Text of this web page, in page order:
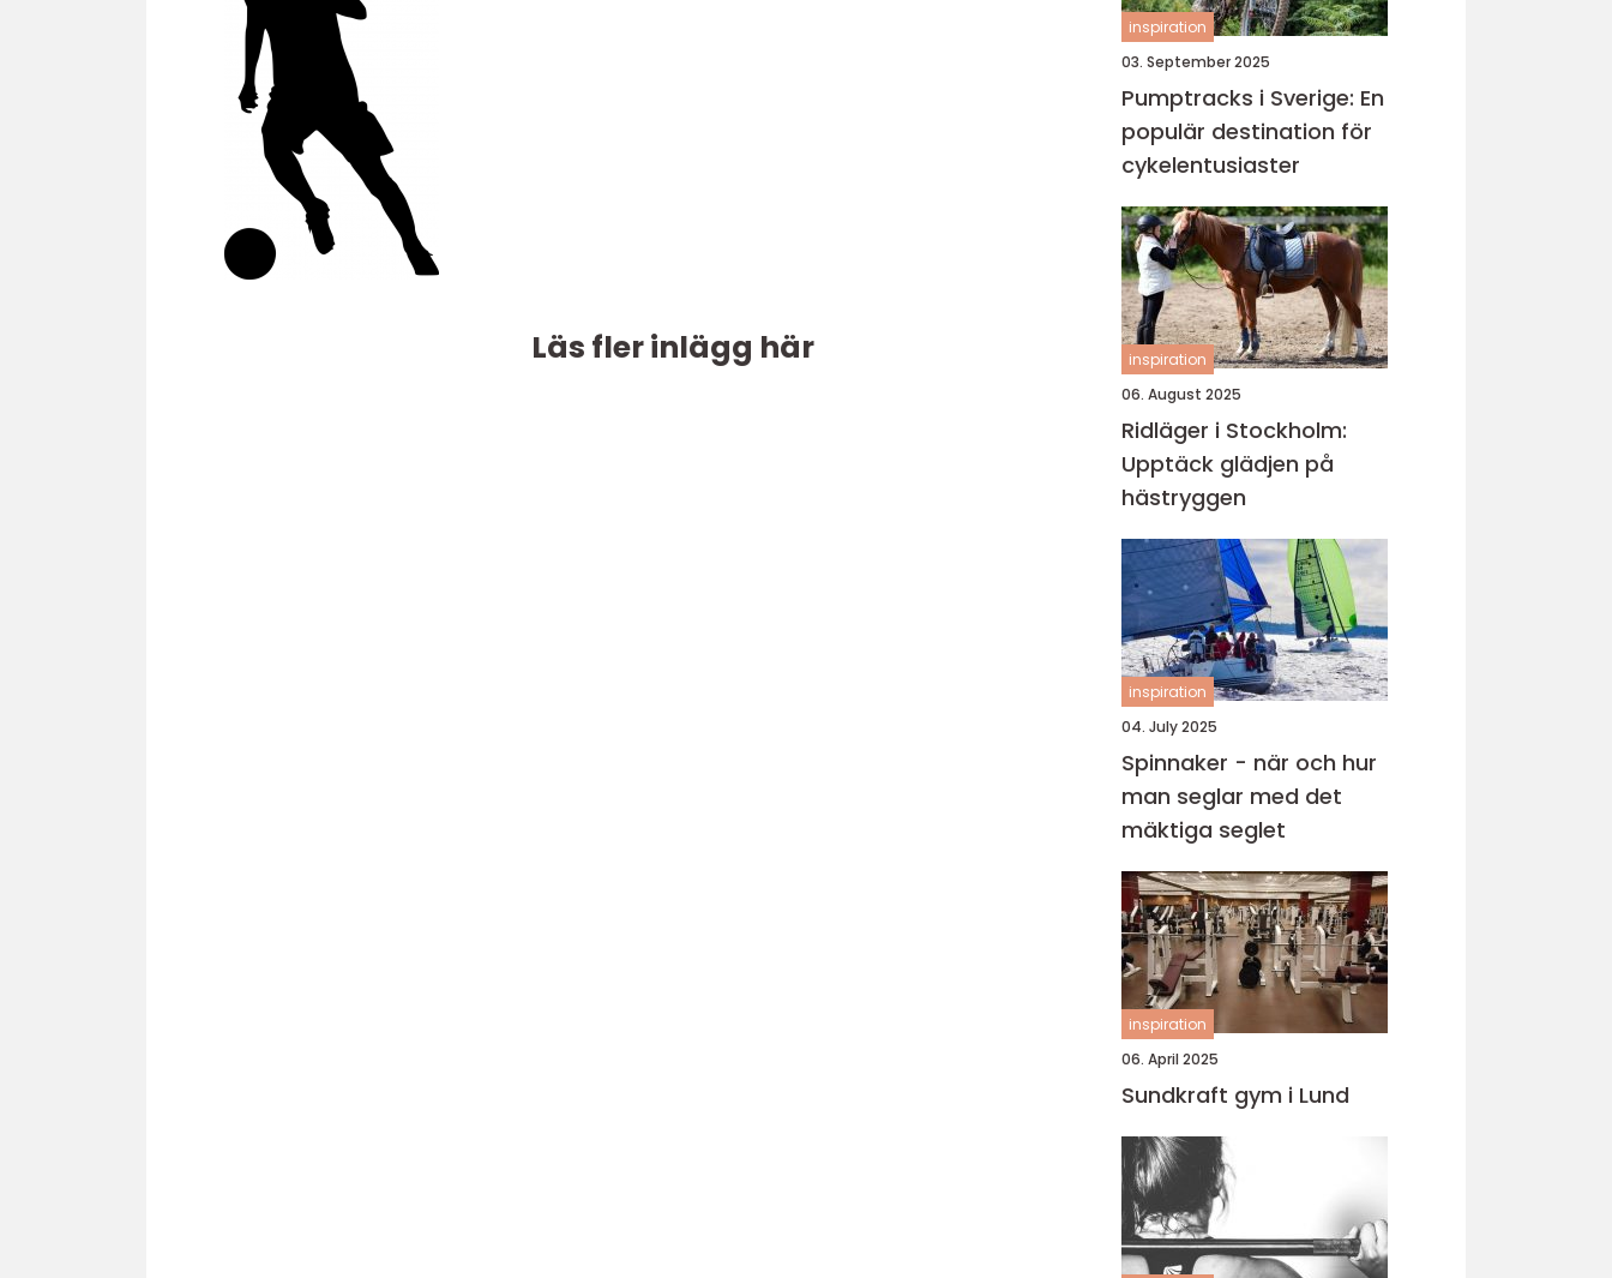
Läs fler inlägg här
inspiration
03. September 2025
Pumptracks i Sverige: En
populär destination för
cykelentusiaster
inspiration
06. August 2025
Ridläger i Stockholm:
Upptäck glädjen på
hästryggen
inspiration
04. July 2025
Spinnaker - när och hur
man seglar med det
mäktiga seglet
inspiration
06. April 2025
Sundkraft gym i Lund